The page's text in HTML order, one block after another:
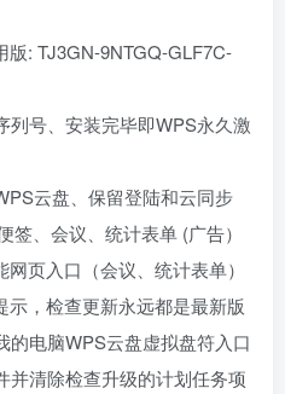
: TJ3GN-9NTGQ-GLF7C-
列号、安装完毕即WPS永久激
云盘、保留登陆和云同步
、会议、统计表单 (广告）
页入口（会议、统计表单）
，检查更新永远都是最新版
的电脑WPS云盘虚拟盘符入口
并清除检查升级的计划任务项